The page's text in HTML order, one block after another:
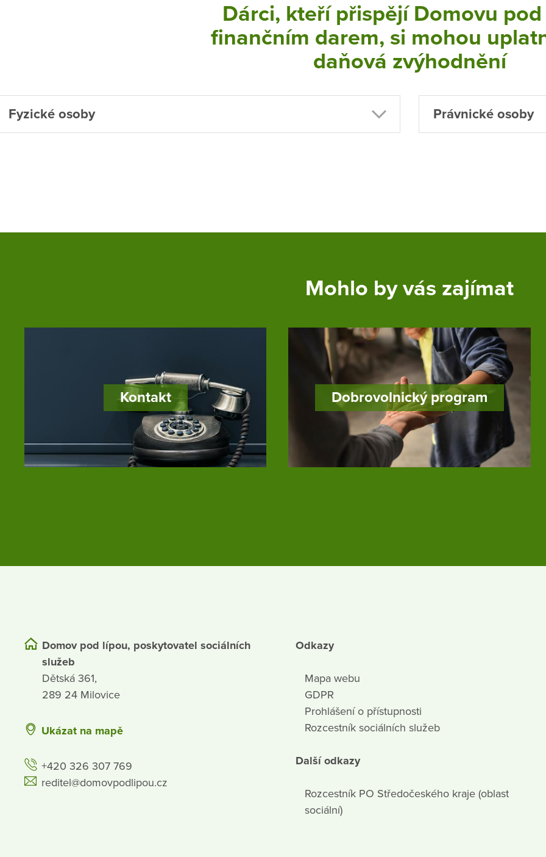
Dárci, kteří přispějí Domovu
finančním darem, si mohou
daňová zvýhodnění
Fyzické osoby Právnické osoby
Mohlo by vás zajímat
Kontakt Dobrovolnický program
Domov pod lípou, poskytovatel sociálních
služeb
Dětská 361,
289 24 Milovice
Ukázat na mapě
+420 326 307 769
reditel@domovpodlipou.cz
Odkazy
Mapa webu
GDPR
Prohlášení o přístupnosti
Rozcestník sociálních služeb
Další odkazy
Rozcestník PO Středočeského kraje (oblast
sociální)